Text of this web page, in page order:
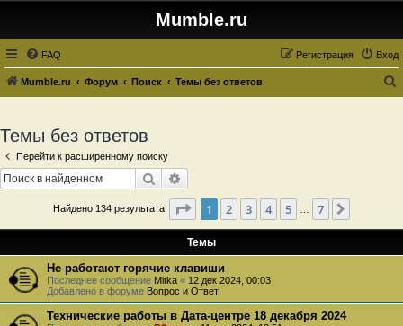
Mumble.ru
FAQ Вход
Регистрация
Mumble.ru Форум Поиск Темы без ответов
Темы без ответов
Перейти к расширенному поиску
Поиск
Найдено 134 результата Страница из
1 2 3 4 5 7
Темы
Не работают горячие клавиши
Последнее сообщение Mitka « 12 дек 2024, 00:03
Добавлено в форуме Вопрос и Ответ
Технические работы в Дата-центре 18 декабря 2024